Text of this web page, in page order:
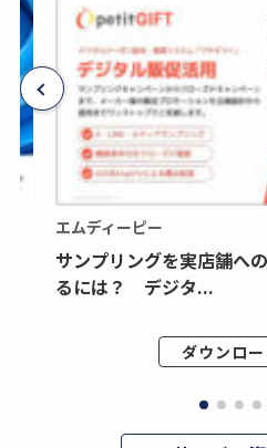
エムディーピー
サンプリングを実店舗へ
るには？ デジタ...
ダウンロ